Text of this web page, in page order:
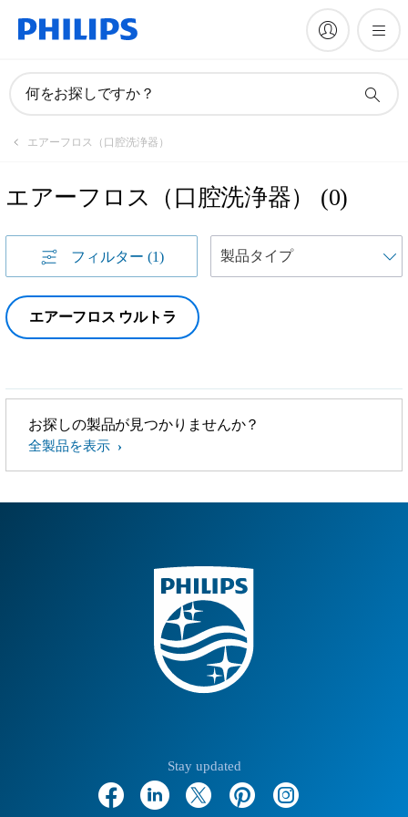
何をお探しですか？
エアーフロス（口腔洗浄器）
エアーフロス（口腔洗浄器） (0)
フィルター (1)
エアーフロス ウルトラ
お探しの製品が見つかりませんか？
全製品を表示
Stay updated